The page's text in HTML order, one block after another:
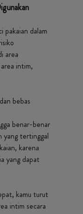
pakaian dalam
area
intim,
bebas
benar-benar
yang tertinggal
karena
yang dapat
kamu turut
intim secara